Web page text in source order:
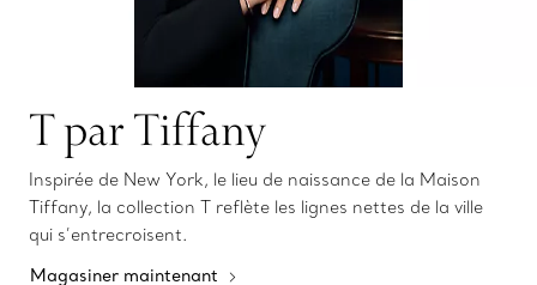
T par Tiffany
Inspirée de New York, le lieu de naissance de la Maison
Tiffany, la collection T reflète les lignes nettes de la ville
qui s’entrecroisent.
Magasiner maintenant